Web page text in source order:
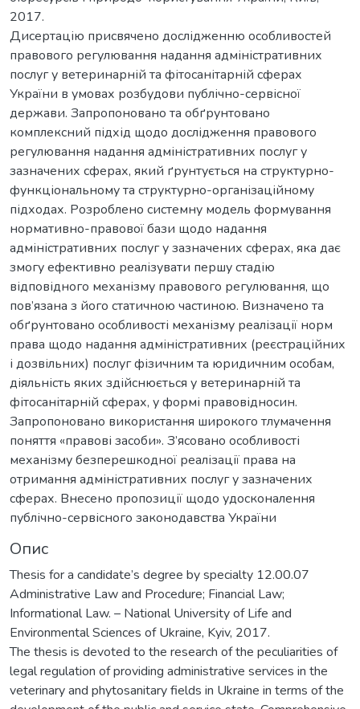
2017.
Дисертацію присвячено дослідженню особливостей
правового регулювання надання адміністративних
послуг у ветеринарній та фітосанітарній сферах
України в умовах розбудови публічно-сервісної
держави. Запропоновано та обґрунтовано
комплексний підхід щодо дослідження правового
регулювання надання адміністративних послуг у
зазначених сферах, який ґрунтується на структурно-
функціональному та структурно-організаційному
підходах. Розроблено системну модель формування
нормативно-правової бази щодо надання
адміністративних послуг у зазначених сферах, яка дає
змогу ефективно реалізувати першу стадію
відповідного механізму правового регулювання, що
пов’язана з його статичною частиною. Визначено та
обґрунтовано особливості механізму реалізації норм
права щодо надання адміністративних (реєстраційних
і дозвільних) послуг фізичним та юридичним особам,
діяльність яких здійснюється у ветеринарній та
фітосанітарній сферах, у формі правовідносин.
Запропоновано використання широкого тлумачення
поняття «правові засоби». З’ясовано особливості
механізму безперешкодної реалізації права на
отримання адміністративних послуг у зазначених
сферах. Внесено пропозиції щодо удосконалення
публічно-сервісного законодавства України
Опис
Thesis for a candidate’s degree by specialty 12.00.07
Administrative Law and Procedure; Financial Law;
Informational Law. – National University of Life and
Environmental Sciences of Ukraine, Kyiv, 2017.
The thesis is devoted to the research of the peculiarities of
legal regulation of providing administrative services in the
veterinary and phytosanitary fields in Ukraine in terms of the